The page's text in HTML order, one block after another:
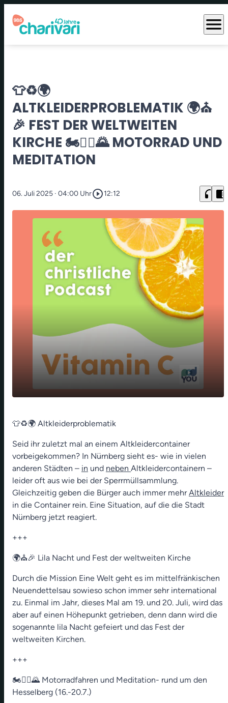
menu
👕♻️🌍
ALTKLEIDERPROBLEMATIK 🌍⛪
🎉 FEST DER WELTWEITEN
KIRCHE 🏍️🧘‍♂️🌄 MOTORRAD UND
MEDITATION
06. Juli 2025 · 04:00 Uhrplay_circle_outline12:12 headphones chrome_reader_mode
play_arrow weltweiten Kirche 🏍️🧘‍♂️🌄 Motorrad und
00:00
👕♻️🌍 Altkleiderproblematik
Seid ihr zuletzt mal an einem Altkleidercontainer
vorbeigekommen? In Nürnberg sieht es- wie in vielen
anderen Städten – in und neben Altkleidercontainern –
leider oft aus wie bei der Sperrmüllsammlung.
Gleichzeitig geben die Bürger auch immer mehrAltkleider
in die Container rein. Eine Situation, auf die die Stadt
Nürnberg jetzt reagiert.
+++
🌍⛪🎉 Lila Nacht und Fest der weltweiten Kirche
Durch die Mission Eine Welt geht es im mittelfränkischen
Neuendettelsau sowieso schon immer sehr international
zu. Einmal im Jahr, dieses Mal am 19. und 20. Juli, wird das
aber auf einen Höhepunkt getrieben, denn dann wird die
sogenannte lila Nacht gefeiert und das Fest der
weltweiten Kirchen.
+++
🏍️🧘‍♂️🌄 Motorradfahren und Meditation- rund um den
Hesselberg (16.-20.7.)